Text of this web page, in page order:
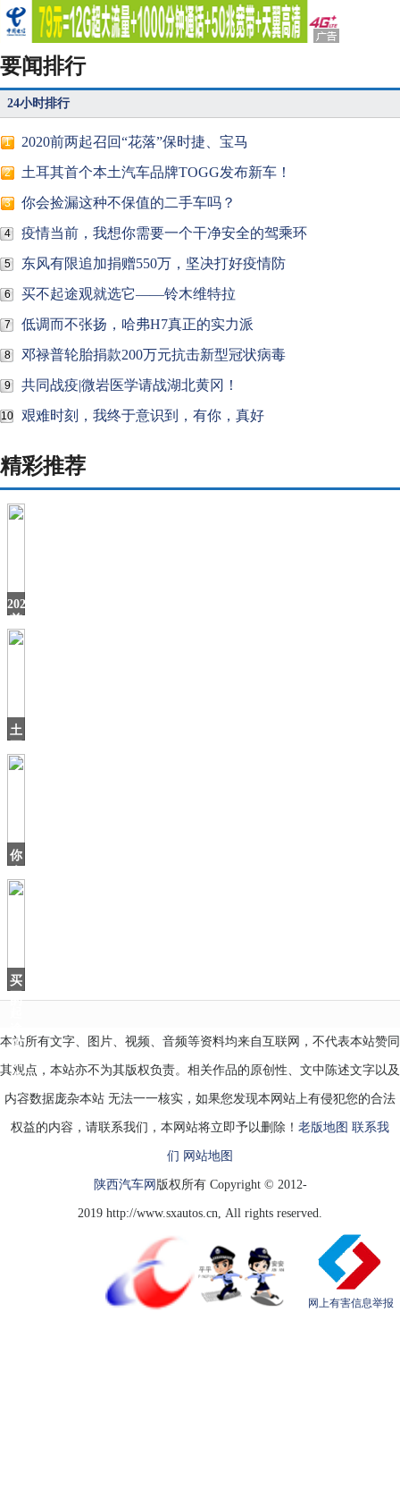
要闻排行
24小时排行
1 2020前两起召回“花落”保时捷、宝马
2 土耳其首个本土汽车品牌TOGG发布新车！
3 你会捡漏这种不保值的二手车吗？
4 疫情当前，我想你需要一个干净安全的驾乘环
5 东风有限追加捐赠550万，坚决打好疫情防
6 买不起途观就选它——铃木维特拉
7 低调而不张扬，哈弗H7真正的实力派
8 邓禄普轮胎捐款200万元抗击新型冠状病毒
9 共同战疫|微岩医学请战湖北黄冈！
10 艰难时刻，我终于意识到，有你，真好
精彩推荐
2020
前
两
土
其
汽
车
你
捡
保
值
的
买
不
观
就
选
它
——
本站所有文字、图片、视频、音频等资料均来自互联网，不代表本站赞同
其观点，本站亦不为其版权负责。相关作品的原创性、文中陈述文字以及
内容数据庞杂本站 无法一一核实，如果您发现本网站上有侵犯您的合法
权益的内容，请联系我们，本网站将立即予以删除！ 老版地图 联系我
们 网站地图
陕西汽车网 版权所有 Copyright © 2012-
2019 http://www.sxautos.cn, All rights reserved.
网上有害信息举报